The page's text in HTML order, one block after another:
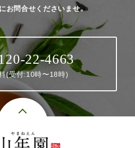
お問合せくださいませ。
22-4663
(受付:10時〜18時)